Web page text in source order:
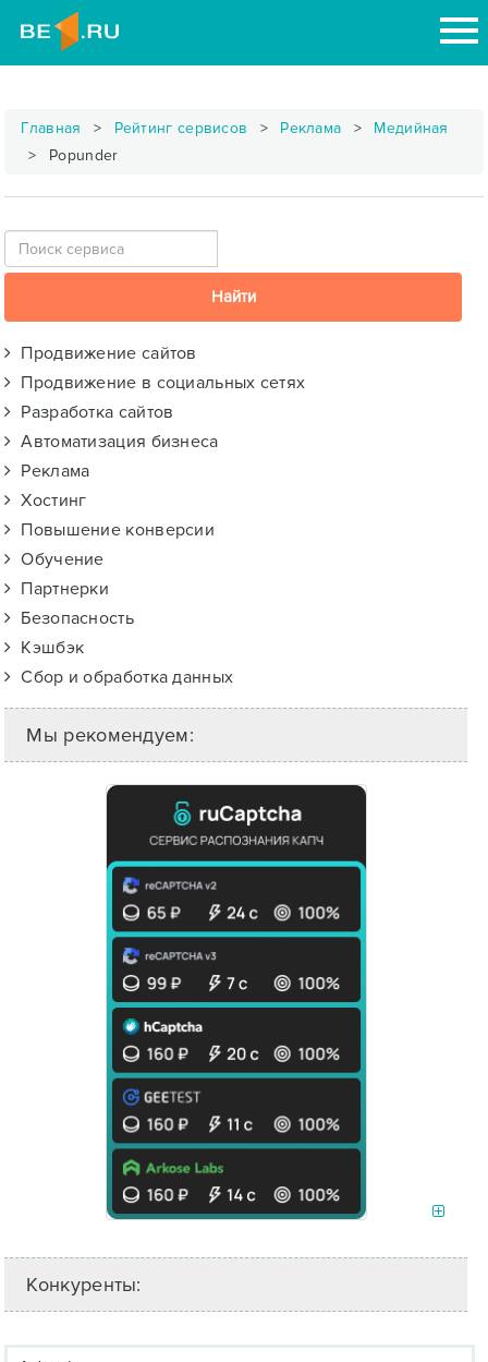
Главная Рейтинг сервисов Реклама
Медийная
Popunder
Продвижение сайтов
Продвижение в социальных сетях
Разработка сайтов
Автоматизация бизнеса
Реклама
Хостинг
Повышение конверсии
Обучение
Партнерки
Безопасность
Кэшбэк
Сбор и обработка данных
Мы рекомендуем:
Конкуренты: